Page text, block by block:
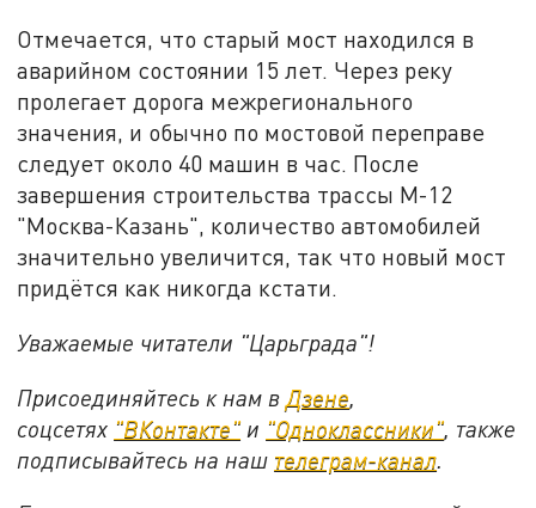
Отмечается, что старый мост находился в
аварийном состоянии 15 лет. Через реку
пролегает дорога межрегионального
значения, и обычно по мостовой переправе
следует около 40 машин в час. После
завершения строительства трассы М-12
"Москва-Казань", количество автомобилей
значительно увеличится, так что новый мост
придётся как никогда кстати.
Уважаемые читатели "Царьграда"!
Присоединяйтесь к нам в Дзене
соцсетях "ВКонтакте" и "Одноклассники" также
подписывайтесь на наш телеграм-канал